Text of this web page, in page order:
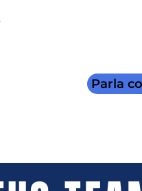
Parla